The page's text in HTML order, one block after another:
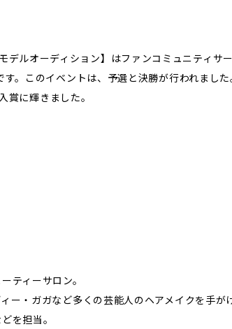
デルオーディション】はファンコミュニティ
。このイベントは、予選と決勝が行われまし
に輝きました。
ティーサロン。
・ガガなど多くの芸能人のヘアメイクを手が
を担当。